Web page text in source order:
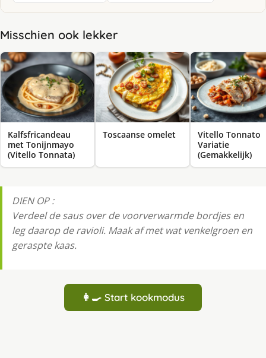
Misschien ook lekker
Kalfsfricandeau
met Tonijnmayo
(Vitello Tonnata)
Toscaanse omelet
Vitello Tonnato
Variatie
(Gemakkelijk)
DIEN OP :
Verdeel de saus over de voorverwarmde bordjes en
leg daarop de ravioli. Maak af met wat venkelgroen en
geraspte kaas.
👩‍🍳 Start kookmodus